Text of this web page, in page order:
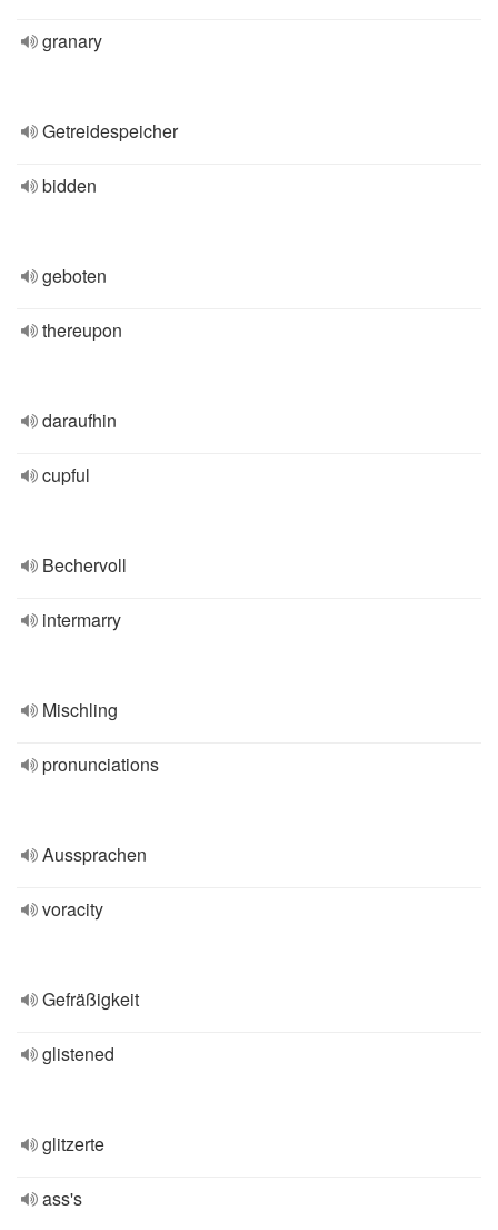
granary
Getreidespeicher
bidden
geboten
thereupon
daraufhin
cupful
Bechervoll
intermarry
Mischling
pronunciations
Aussprachen
voracity
Gefräßigkeit
glistened
glitzerte
ass's